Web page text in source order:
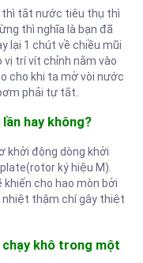
thì tắt nước tiêu thụ thì
thì nghĩa là bạn đã
lại 1 chút về chiều mũi
trí vít chỉnh nằm vào
cho khi ta mở vòi nước
phải tự tắt.
hay không?
khởi động dòng khởi
ký hiệu M).
cho hao mòn bởi
nhiệt thậm chí gây thiệt
chạy khô trong một